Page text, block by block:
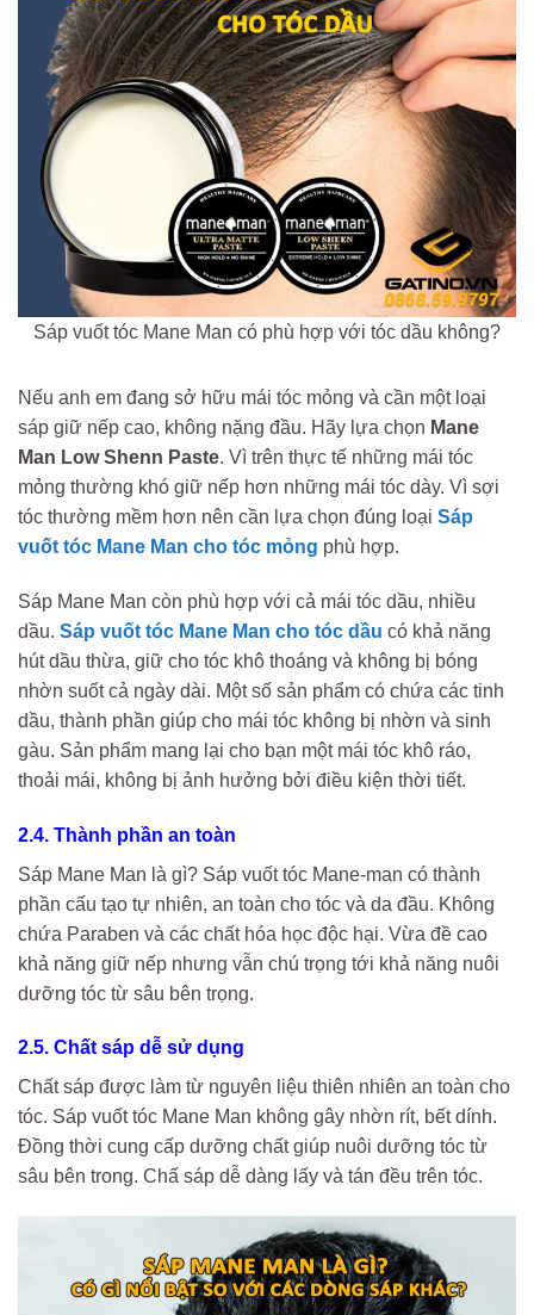
Sáp vuốt tóc Mane Man có phù hợp với tóc dầu không?
Nếu anh em đang sở hữu mái tóc mỏng và cần một loại
sáp giữ nếp cao, không nặng đầu. Hãy lựa chọn Mane
Man Low Shenn Paste. Vì trên thực tế những mái tóc
mỏng thường khó giữ nếp hơn những mái tóc dày. Vì sợi
tóc thường mềm hơn nên cần lựa chọn đúng loại Sáp
vuốt tóc Mane Man cho tóc mỏng phù hợp.
Sáp Mane Man còn phù hợp với cả mái tóc dầu, nhiều
dầu. Sáp vuốt tóc Mane Man cho tóc dầu có khả năng
hút dầu thừa, giữ cho tóc khô thoáng và không bị bóng
nhờn suốt cả ngày dài. Một số sản phẩm có chứa các tinh
dầu, thành phần giúp cho mái tóc không bị nhờn và sinh
gàu. Sản phẩm mang lại cho bạn một mái tóc khô ráo,
thoải mái, không bị ảnh hưởng bởi điều kiện thời tiết.
2.4. Thành phần an toàn
Sáp Mane Man là gì? Sáp vuốt tóc Mane-man có thành
phần cấu tạo tự nhiên, an toàn cho tóc và da đầu. Không
chứa Paraben và các chất hóa học độc hại. Vừa đề cao
khả năng giữ nếp nhưng vẫn chú trọng tới khả năng nuôi
dưỡng tóc từ sâu bên trọng.
2.5. Chất sáp dễ sử dụng
Chất sáp được làm từ nguyên liệu thiên nhiên an toàn cho
tóc. Sáp vuốt tóc Mane Man không gây nhờn rít, bết dính.
Đồng thời cung cấp dưỡng chất giúp nuôi dưỡng tóc từ
sâu bên trong. Chấ sáp dễ dàng lấy và tán đều trên tóc.